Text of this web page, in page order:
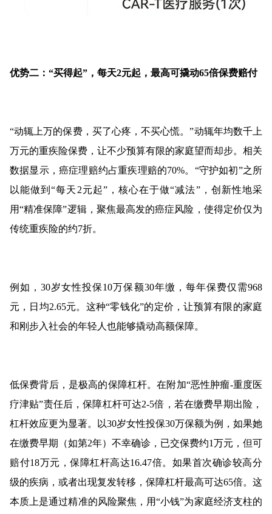
优势二：“买得起”，每天2元起，最高可撬动65倍保费赔付
“动辄上万的保费，买了心疼，不买心慌。”动辄年均数千上
万元的重疾险保费，让不少预算有限的家庭望而却步。相关
数据显示，癌症理赔约占重疾理赔的70%。“守护如初”之所
以能做到“每天2元起”，核心在于做“减法”，创新性地采
用“精准保障”逻辑，聚焦最高发的癌症风险，使得定价仅为
传统重疾险的约7折。
例如，30岁女性投保10万保额30年缴，每年保费仅需968
元，日均2.65元。这种“零钱化”的定价，让预算有限的家庭
和刚步入社会的年轻人也能够撬动高额保障。
低保费背后，是极高的保障杠杆。在附加“恶性肿瘤-重度医
疗津贴”责任后，保障杠杆可达2-5倍，若在缴费早期出险，
杠杆效应更为显著。以30岁女性投保30万保额为例，如果她
在缴费早期（如第2年）不幸确诊，已交保费约1万元，但可
赔付18万元，保障杠杆高达16.47倍。如果首次确诊较高分
级的疾病，或者出现复发转移，保障杠杆最高可达65倍。这
本质上是通过精准的风险聚焦，用“小钱”为家庭经济支柱的